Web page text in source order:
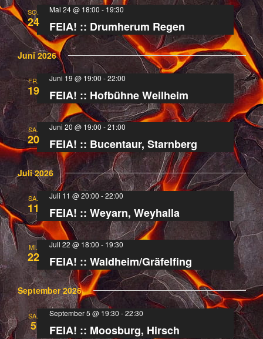
SO.
24
Mai 24 @ 18:00 - 19:30
FEIA! :: Drumherum Regen
Juni 2026
FR.
19
Juni 19 @ 19:00 -22:00
FEIA! :: Hofbühne Weilheim
SA.
20
Juni 20 @ 19:00 -21:00
FEIA! :: Bucentaur, Starnberg
Juli 2026
SA.
11
Juli 11 @ 20:00 -22:00
FEIA! :: Weyarn, Weyhalla
MI.
22
Juli 22 @ 18:00 - 19:30
FEIA! :: Waldheim/Gräfelfing
September 2026
SA.
5
September 5 @ 19:30 -22:30
FEIA! :: Moosburg, Hirsch